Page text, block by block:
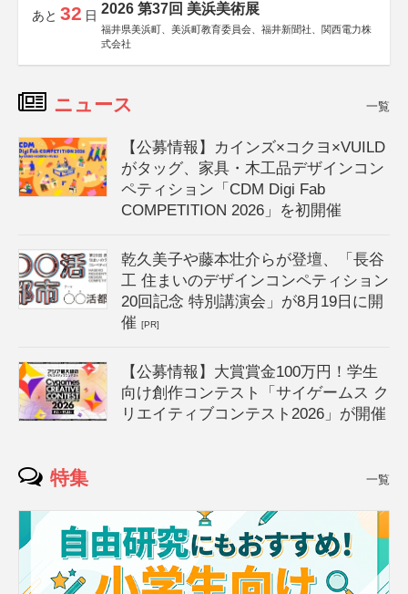
あと 32 日 2026 第37回 美浜美術展
福井県美浜町、美浜町教育委員会、福井新聞社、関西電力株
式会社
ニュース 一覧
【公募情報】カインズ×コクヨ×VUILD
がタッグ、家具・木工品デザインコン
ペティション「CDM Digi Fab
COMPETITION 2026」を初開催
乾久美子や藤本壮介らが登壇、「長谷
工 住まいのデザインコンペティション
20回記念 特別講演会」が8月19日に開
催[PR]
【公募情報】大賞賞金100万円！学生
向け創作コンテスト「サイゲームス ク
リエイティブコンテスト2026」が開催
特集 一覧